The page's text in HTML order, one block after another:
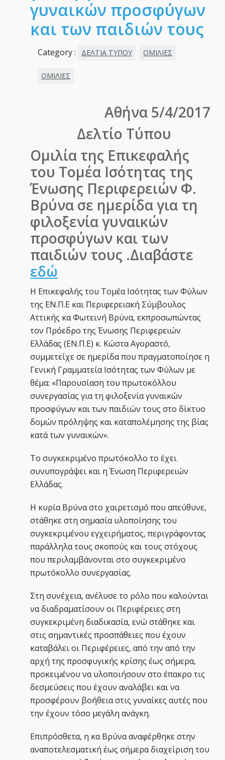
γυναικών προσφύγων
και των παιδιών τους
Category : ΔΕΛΤΙΑ ΤΥΠΟΥ ΟΜΙΛΙΕΣ
ΟΜΙΛΙΕΣ
Αθήνα 5/4/2017
Δελτίο Τύπου
Ομιλία της Επικεφαλής
του Τομέα Ισότητας της
Ένωσης Περιφερειών Φ.
Βρύνα σε ημερίδα για τη
φιλοξενία γυναικών
προσφύγων και των
παιδιών τους .Διαβάστε
εδώ
Η Επικεφαλής του Τομέα Ισότητας των Φύλων
της ΕΝ.Π.Ε και Περιφερειακή Σύμβουλος
Αττικής κα Φωτεινή Βρύνα, εκπροσωπώντας
τον Πρόεδρο της Ένωσης Περιφερειών
Ελλάδας (ΕΝ.Π.Ε) κ. Κώστα Αγοραστό,
συμμετείχε σε ημερίδα που πραγματοποίησε η
Γενική Γραμματεία Ισότητας των Φύλων με
θέμα: «Παρουσίαση του πρωτοκόλλου
συνεργασίας για τη φιλοξενία γυναικών
προσφύγων και των παιδιών τους στο δίκτυο
δομών πρόληψης και καταπολέμησης της βίας
κατά των γυναικών».
Το συγκεκριμένο πρωτόκολλο το έχει
συνυπογράψει και η Ένωση Περιφερειών
Ελλάδας.
Η κυρία Βρύνα στο χαιρετισμό που απεύθυνε,
στάθηκε στη σημασία υλοποίησης του
συγκεκριμένου εγχειρήματος, περιγράφοντας
παράλληλα τους σκοπούς και τους στόχους
που περιλαμβάνονται στο συγκεκριμένο
πρωτόκολλο συνεργασίας.
Στη συνέχεια, ανέλυσε το ρόλο που καλούνται
να διαδραματίσουν οι Περιφέρειες στη
συγκεκριμένη διαδικασία, ενώ στάθηκε και
στις σημαντικές προσπάθειες που έχουν
καταβάλει οι Περιφέρειες, από την από την
αρχή της προσφυγικής κρίσης έως σήμερα,
προκειμένου να υλοποιήσουν στο έπακρο τις
δεσμεύσεις που έχουν αναλάβει και να
προσφέρουν βοήθεια στις γυναίκες αυτές που
την έχουν τόσο μεγάλη ανάγκη.
Επιπρόσθετα, η κα Βρύνα αναφέρθηκε στην
αναποτελεσματική έως σήμερα διαχείριση του